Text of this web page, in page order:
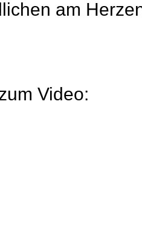
am
Video: